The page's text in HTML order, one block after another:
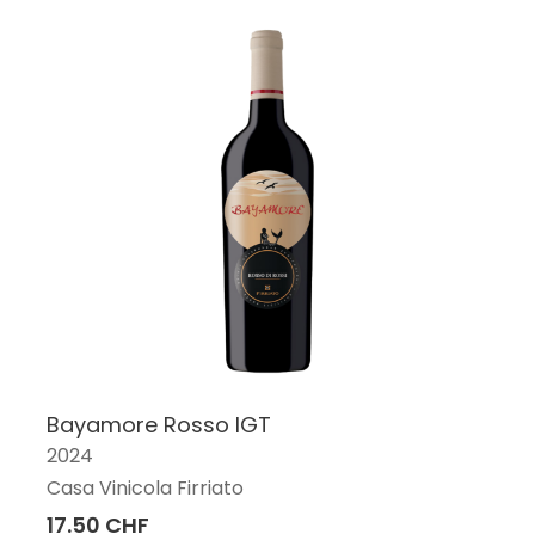
Bayamore Rosso IGT
2024
Casa Vinicola Firriato
17.50 CHF